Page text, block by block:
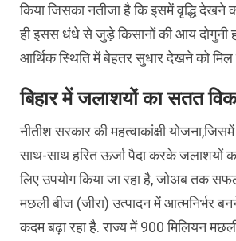
किया जिसका नतीजा है कि इसमें वृद्धि देखने
ही इसस धंधे से जुड़े किसानों की आय दोगुनी
आर्थिक स्थिति में बेहतर सुधार देखने को मिल
बिहार में जलाशयों का सतत
नीतीश सरकार की महत्वाकांक्षी
साथ-साथ हरित ऊर्जा पैदा करके जलाशयों
लिए उपयोग किया जा रहा है, जोअब तक
मछली बीज (जीरा) उत्पादन में आत्मनिर्भर
कदम बढ़ा रहा है. राज्य में 900 मिलियन